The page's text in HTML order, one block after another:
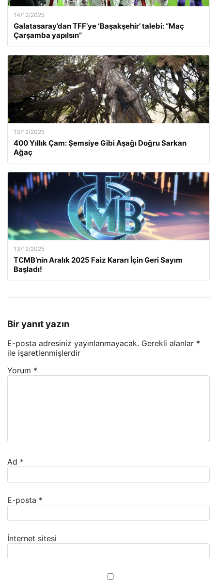
14/12/2025
Galatasaray’dan TFF’ye ‘Başakşehir’ talebi: “Maç
Çarşamba yapılsın”
13/12/2025
400 Yıllık Çam: Şemsiye Gibi Aşağı Doğru Sarkan
Ağaç
13/12/2025
TCMB’nin Aralık 2025 Faiz Kararı İçin Geri Sayım
Başladı!
Bir yanıt yazın
E-posta adresiniz yayınlanmayacak. Gerekli alanlar *
ile işaretlenmişlerdir
Yorum *
Ad *
E-posta *
İnternet sitesi